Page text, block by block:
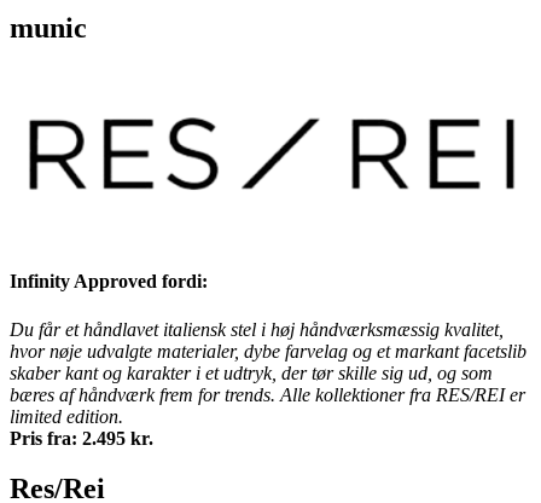
munic
Infinity Approved fordi:
Du får et håndlavet italiensk stel i høj håndværksmæssig kvalitet,
hvor nøje udvalgte materialer, dybe farvelag og et markant facetslib
skaber kant og karakter i et udtryk, der tør skille sig ud, og som
bæres af håndværk frem for trends. Alle kollektioner fra RES/REI er
limited edition.
Pris fra: 2.495 kr.
Res/Rei